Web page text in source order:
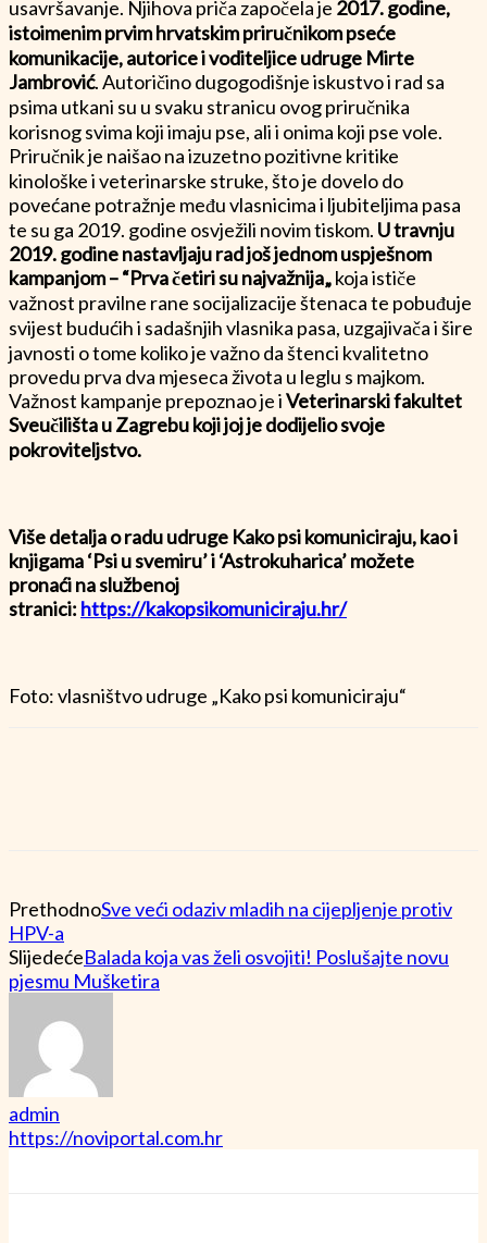
usavršavanje. Njihova priča započela je 2017. godine,
istoimenim prvim hrvatskim priručnikom pseće
komunikacije, autorice i voditeljice udruge Mirte
Jambrović. Autoričino dugogodišnje iskustvo i rad sa
psima utkani su u svaku stranicu ovog priručnika
korisnog svima koji imaju pse, ali i onima koji pse vole.
Priručnik je naišao na izuzetno pozitivne kritike
kinološke i veterinarske struke, što je dovelo do
povećane potražnje među vlasnicima i ljubiteljima pasa
te su ga 2019. godine osvježili novim tiskom. U travnju
2019. godine nastavljaju rad još jednom uspješnom
kampanjom – “Prva četiri su najvažnija„koja ističe
važnost pravilne rane socijalizacije štenaca te pobuđuje
svijest budućih i sadašnjih vlasnika pasa, uzgajivača i šire
javnosti o tome koliko je važno da štenci kvalitetno
provedu prva dva mjeseca života u leglu s majkom.
Važnost kampanje prepoznao je iVeterinarski fakultet
Sveučilišta u Zagrebu koji joj je dodijelio svoje
pokroviteljstvo.
Više detalja o radu udruge Kako psi komuniciraju, kao i
knjigama ‘Psi u svemiru’ i ‘Astrokuharica’ možete
pronaći na službenoj
stranici: https://kakopsikomuniciraju.hr/
Foto: vlasništvo udruge „Kako psi komuniciraju“
PrethodnoSve veći odaziv mladih na cijepljenje protiv
HPV-a
SlijedećeBalada koja vas želi osvojiti! Poslušajte novu
pjesmu Mušketira
admin
https://noviportal.com.hr